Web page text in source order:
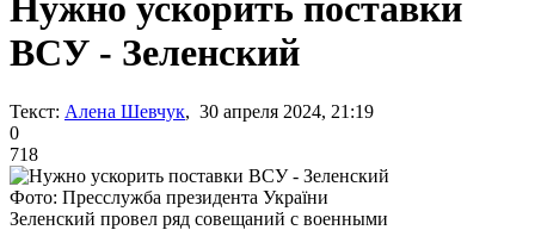
Нужно ускорить поставки
ВСУ - Зеленский
Текст: Алена Шевчук, 30 апреля 2024, 21:19
0
718
Фото: Пресслужба президента України
Зеленский провел ряд совещаний с военными